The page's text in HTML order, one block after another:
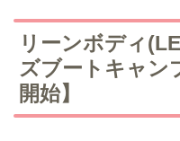
リーンボディ
ズブートキャン
開始】